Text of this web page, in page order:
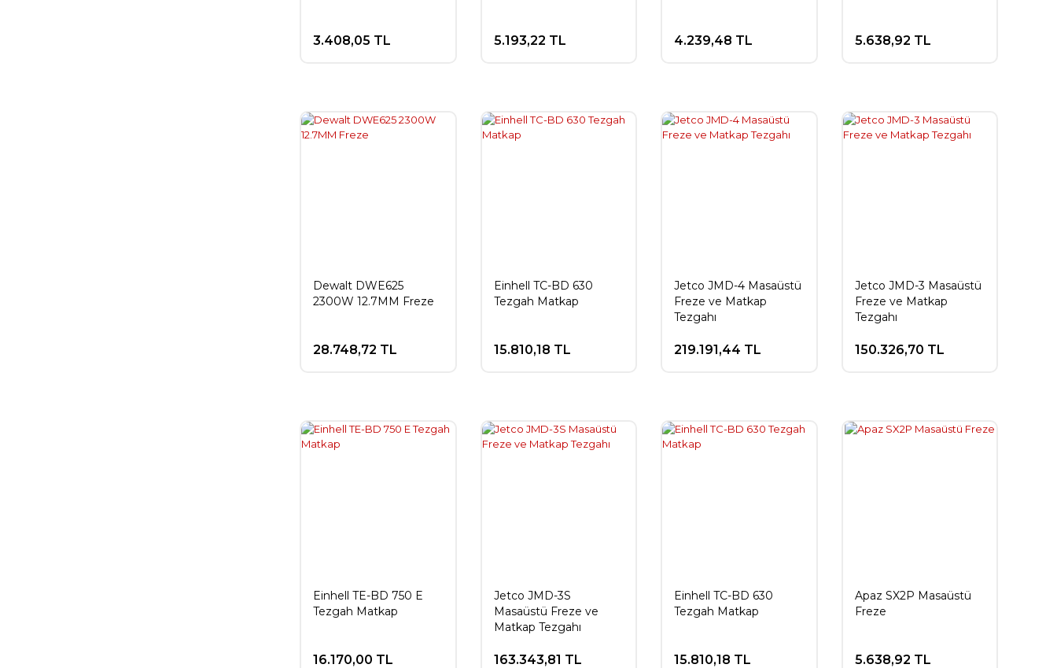
3.408,05 TL 5.193,22 TL 4.239,48 TL 5.638,92 TL
Dewalt DWE625
2300W 12.7MM Freze
28.748,72 TL
Einhell TC-BD 630
Tezgah Matkap
15.810,18 TL
Jetco JMD-4 Masaüstü
Freze ve Matkap
Tezgahı
219.191,44 TL
Jetco JMD-3 Masaüstü
Freze ve Matkap
Tezgahı
150.326,70 TL
Einhell TE-BD 750 E
Tezgah Matkap
16.170,00 TL
Jetco JMD-3S
Masaüstü Freze ve
Matkap Tezgahı
163.343,81 TL
Einhell TC-BD 630
Tezgah Matkap
15.810,18 TL
Apaz SX2P Masaüstü
Freze
5.638,92 TL